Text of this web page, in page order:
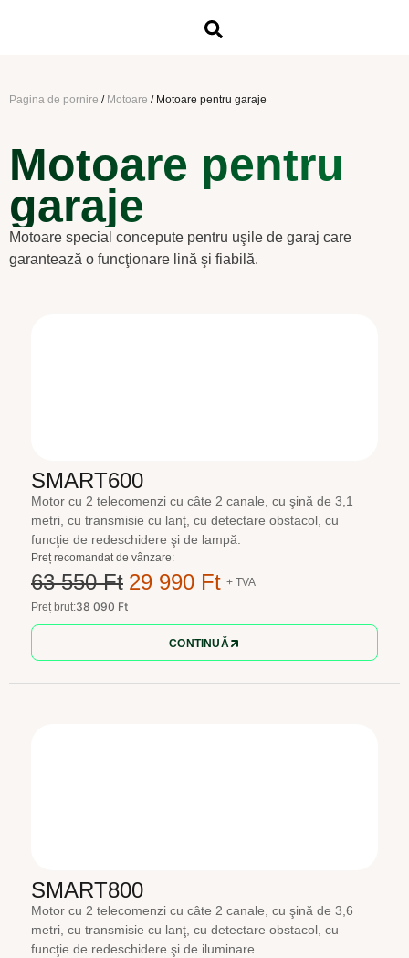
Pagina de pornire / Motoare / Motoare pentru garaje
Motoare pentru
garaje
Motoare special concepute pentru uşile de garaj care
garantează o funcţionare lină şi fiabilă.
SMART600
Motor cu 2 telecomenzi cu câte 2 canale, cu şină de 3,1
metri, cu transmisie cu lanţ, cu detectare obstacol, cu
funcţie de redeschidere şi de lampă.
Preț recomandat de vânzare:
63 550 Ft 29 990 Ft + TVA
Preț brut:38 090 Ft
CONTINUĂ
SMART800
Motor cu 2 telecomenzi cu câte 2 canale, cu şină de 3,6
metri, cu transmisie cu lanţ, cu detectare obstacol, cu
funcţie de redeschidere şi de iluminare